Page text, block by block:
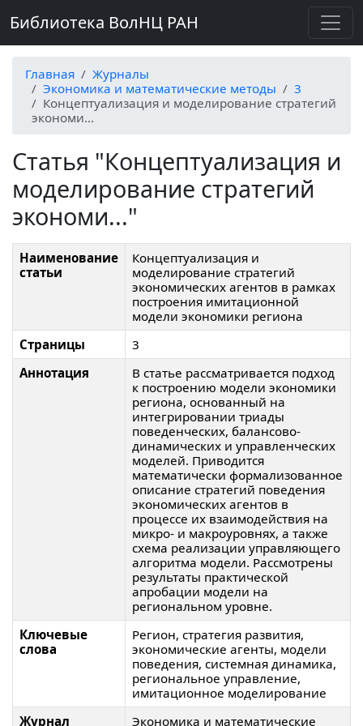
Библиотека ВолНЦ РАН
Главная
Журналы
Экономика и математические методы
3
Концептуализация и моделирование стратегий
экономи...
Статья "Концептуализация и
моделирование стратегий
экономи..."
Наименование
статьи
Концептуализация и
моделирование стратегий
экономических агентов в рамках
построения имитационной
модели экономики региона
Страницы
3
Аннотация
В статье рассматривается подход
к построению модели экономики
региона, основанный на
интегрировании триады
поведенческих, балансово-
динамических и управленческих
моделей. Приводится
математически формализованное
описание стратегий поведения
экономических агентов в
процессе их взаимодействия на
микро- и макроуровнях, а также
схема реализации управляющего
алгоритма модели. Рассмотрены
результаты практической
апробации модели на
региональном уровне.
Ключевые
слова
Регион, стратегия развития,
экономические агенты, модели
поведения, системная динамика,
региональное управление,
имитационное моделирование
Журнал
Экономика и математические